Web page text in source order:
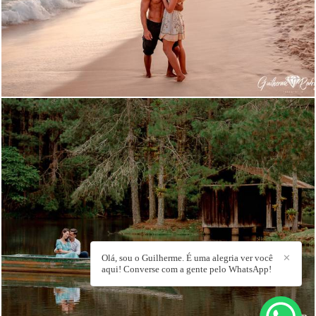
2644
1008 ✕
Olá, sou o Guilherme. É uma alegria ver você
aqui! Converse com a gente pelo WhatsApp!